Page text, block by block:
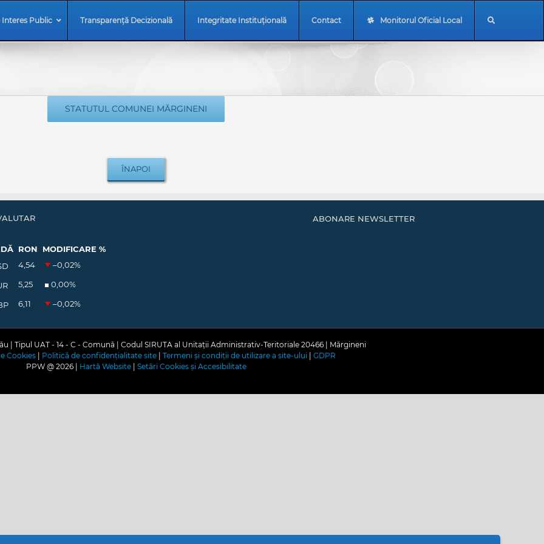
Public Transparență Decizională Integritate Instituțională Contact Monitorul Oficial Local
STATUTUL COMUNEI MĂRGINENI
RON
MODIFICARE %
4,54 –0,02%
5,25 0,00%
6,11 –0,02%
ABONARE NEWSLETTER
| Tipul UAT - 14 - C - Comună | Codul SIRUTA al Unitații Administrativ-Teritoriale 20466 | Mărgineni
Cookies
Politică de confidențialitate site Termeni și condiții de utilizare a site-ului
GDPR
PPW @ 2026 | Hartă Website| Setări Cookies și Accesibilitate